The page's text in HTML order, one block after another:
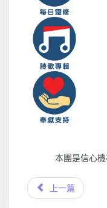
本團是信心
上一篇